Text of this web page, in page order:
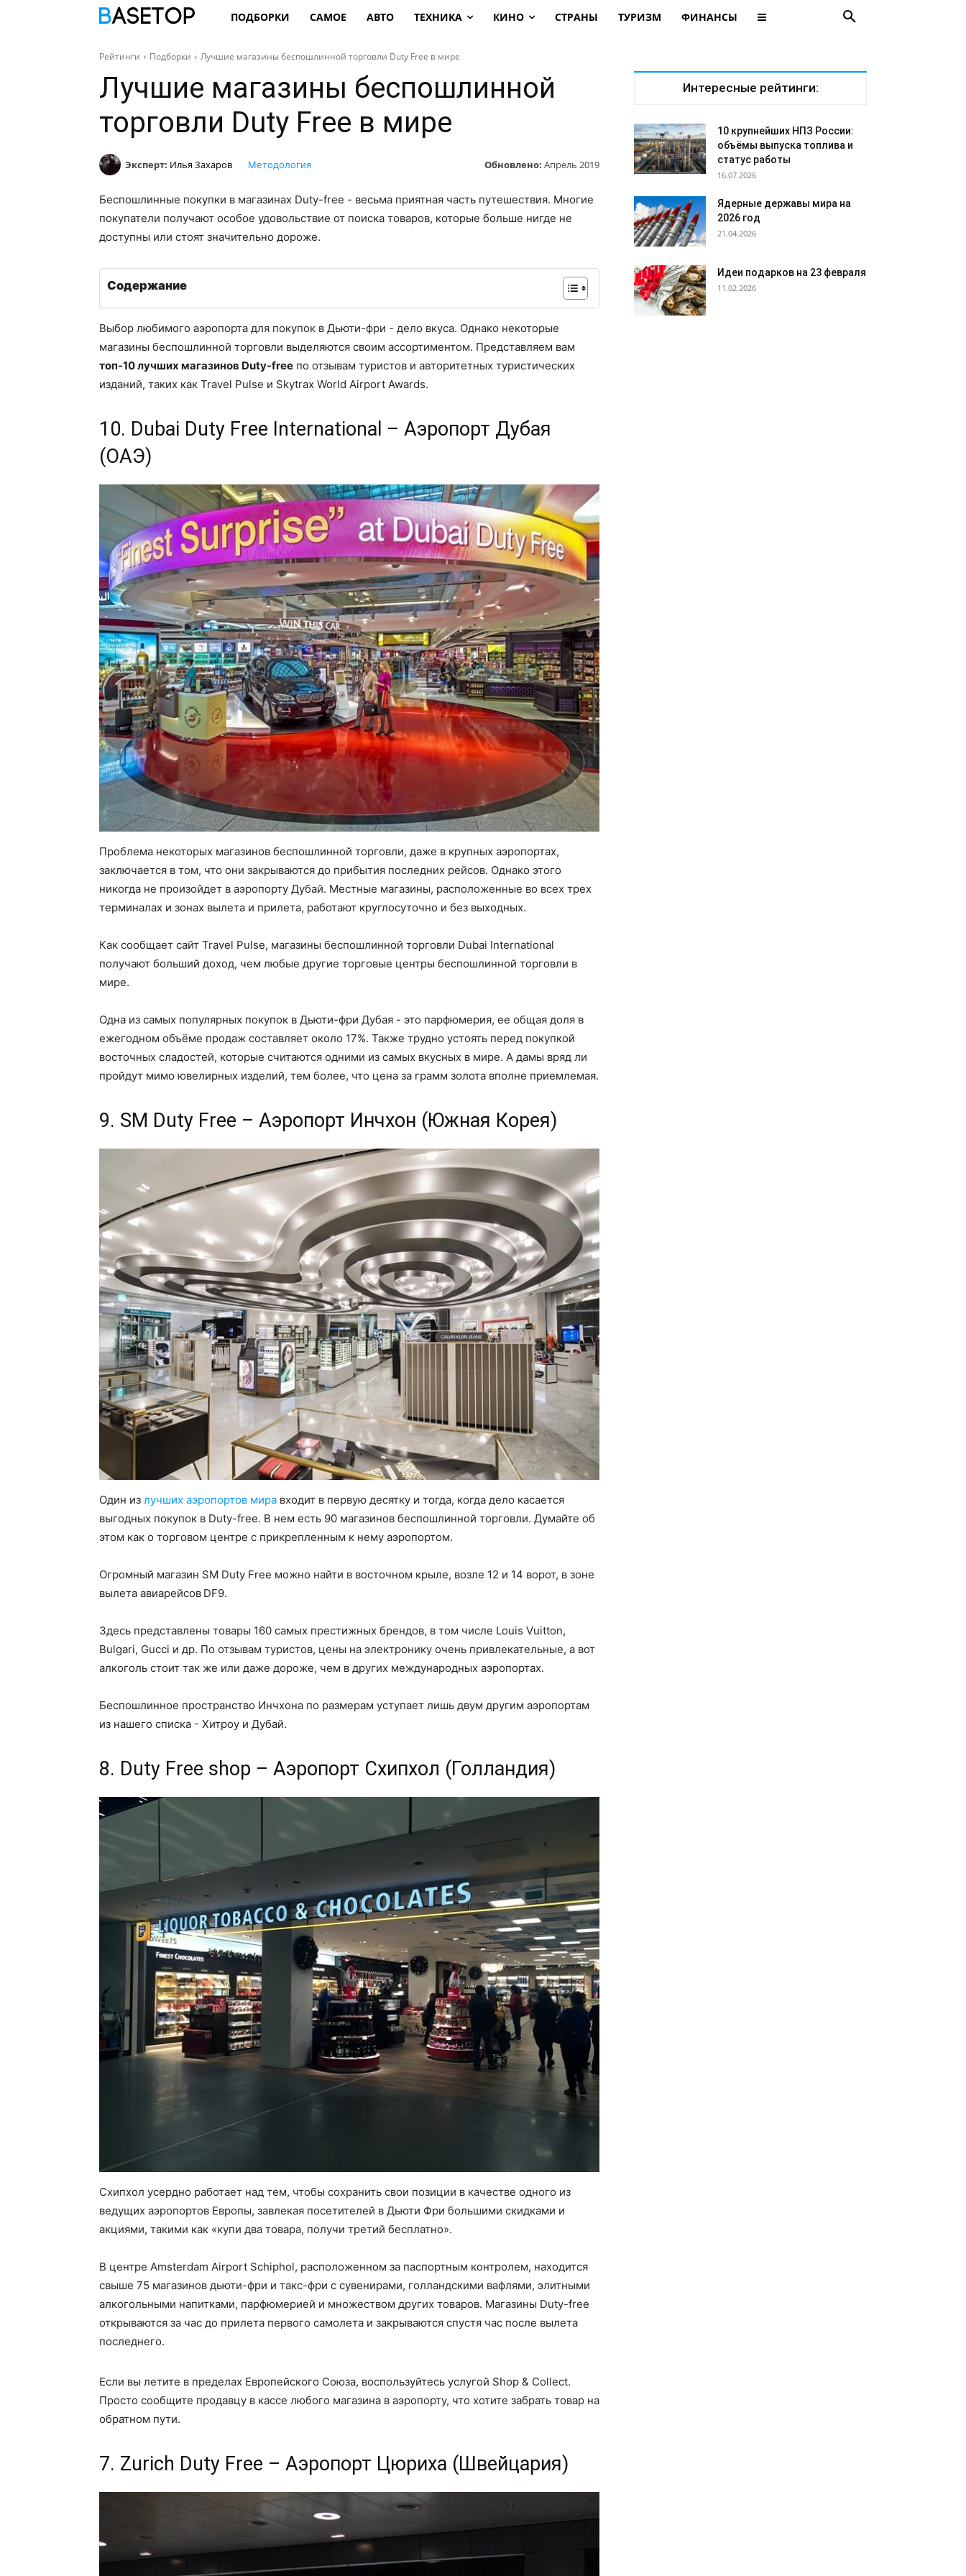
ПОДБОРКИ САМОЕ АВТО ТЕХНИКА КИНО СТРАНЫ ТУРИЗМ ФИНАНСЫ
Рейтинги Подборки Лучшие магазины беспошлинной торговли Duty Free в мире
Лучшие магазины беспошлинной
торговли Duty Free в мире
Эксперт: Илья Захаров Обновлено: Апрель 2019
Методология
Беспошлинные покупки в магазинах Duty-free - весьма приятная часть путешествия. Многие
покупатели получают особое удовольствие от поиска товаров, которые больше нигде не
доступны или стоят значительно дороже.
Содержание
Выбор любимого аэропорта для покупок в Дьюти-фри - дело вкуса. Однако некоторые
магазины беспошлинной торговли выделяются своим ассортиментом. Представляем вам
топ-10 лучших магазинов Duty-free по отзывам туристов и авторитетных туристических
изданий, таких как Travel Pulse и Skytrax World Airport Awards.
10. Dubai Duty Free International – Аэропорт Дубая
(ОАЭ)
Проблема некоторых магазинов беспошлинной торговли, даже в крупных аэропортах,
заключается в том, что они закрываются до прибытия последних рейсов. Однако этого
никогда не произойдет в аэропорту Дубай. Местные магазины, расположенные во всех трех
терминалах и зонах вылета и прилета, работают круглосуточно и без выходных.
Как сообщает сайт Travel Pulse, магазины беспошлинной торговли Dubai International
получают больший доход, чем любые другие торговые центры беспошлинной торговли в
мире.
Одна из самых популярных покупок в Дьюти-фри Дубая - это парфюмерия, ее общая доля в
ежегодном объёме продаж составляет около 17%. Также трудно устоять перед покупкой
восточных сладостей, которые считаются одними из самых вкусных в мире. А дамы вряд ли
пройдут мимо ювелирных изделий, тем более, что цена за грамм золота вполне приемлемая.
9. SM Duty Free – Аэропорт Инчхон (Южная Корея)
Один из лучших аэропортов мира входит в первую десятку и тогда, когда дело касается
выгодных покупок в Duty-free. В нем есть 90 магазинов беспошлинной торговли. Думайте об
этом как о торговом центре с прикрепленным к нему аэропортом.
Огромный магазин SM Duty Free можно найти в восточном крыле, возле 12 и 14 ворот, в зоне
вылета авиарейсов DF9.
Здесь представлены товары 160 самых престижных брендов, в том числе Louis Vuitton,
Bulgari, Gucci и др. По отзывам туристов, цены на электронику очень привлекательные, а вот
алкоголь стоит так же или даже дороже, чем в других международных аэропортах.
Беспошлинное пространство Инчхона по размерам уступает лишь двум другим аэропортам
из нашего списка - Хитроу и Дубай.
8. Duty Free shop – Аэропорт Схипхол (Голландия)
Схипхол усердно работает над тем, чтобы сохранить свои позиции в качестве одного из
ведущих аэропортов Европы, завлекая посетителей в Дьюти Фри большими скидками и
акциями, такими как «купи два товара, получи третий бесплатно».
В центре Amsterdam Airport Schiphol, расположенном за паспортным контролем, находится
свыше 75 магазинов дьюти-фри и такс-фри с сувенирами, голландскими вафлями, элитными
алкогольными напитками, парфюмерией и множеством других товаров. Магазины Duty-free
открываются за час до прилета первого самолета и закрываются спустя час после вылета
последнего.
Если вы летите в пределах Европейского Союза, воспользуйтесь услугой Shop & Collect.
Просто сообщите продавцу в кассе любого магазина в аэропорту, что хотите забрать товар на
обратном пути.
7. Zurich Duty Free – Аэропорт Цюриха (Швейцария)
Интересные рейтинги:
10 крупнейших НПЗ России:
объёмы выпуска топлива и
статус работы
16.07.2026
Ядерные державы мира на
2026 год
21.04.2026
Идеи подарков на 23 февраля
11.02.2026